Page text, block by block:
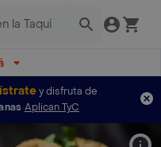
y disfruta de
Aplican TyC